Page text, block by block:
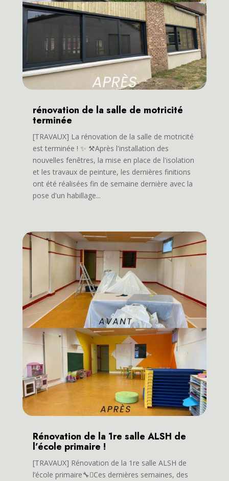
rénovation de la salle de motricité
terminée
[TRAVAUX] La rénovation de la salle de motricité
est terminée ! ✨ ⚒️Après l'installation des
nouvelles fenêtres, la mise en place de l'isolation
et les travaux de peinture, les dernières finitions
ont été réalisées fin de semaine dernière avec la
pose d'un habillage...
Rénovation de la 1re salle ALSH de
l’école primaire !
[TRAVAUX] Rénovation de la 1re salle ALSH de
l’école primaire🔧🫟Ces dernières semaines, des